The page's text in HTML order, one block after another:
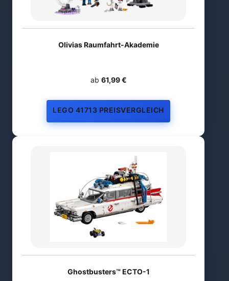
Olivias Raumfahrt-Akademie
ab 61,99 €
LEGO 41713 PREISVERGLEICH
Ghostbusters™ ECTO-1